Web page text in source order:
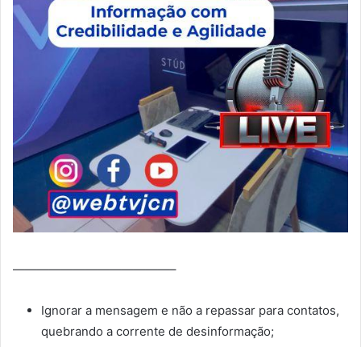
—————————————–
Ignorar a mensagem e não a repassar para contatos,
quebrando a corrente de desinformação;